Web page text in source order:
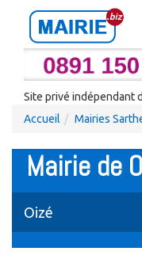
Site privé indépendant
Accueil
Mairies
Mairie de
Oizé